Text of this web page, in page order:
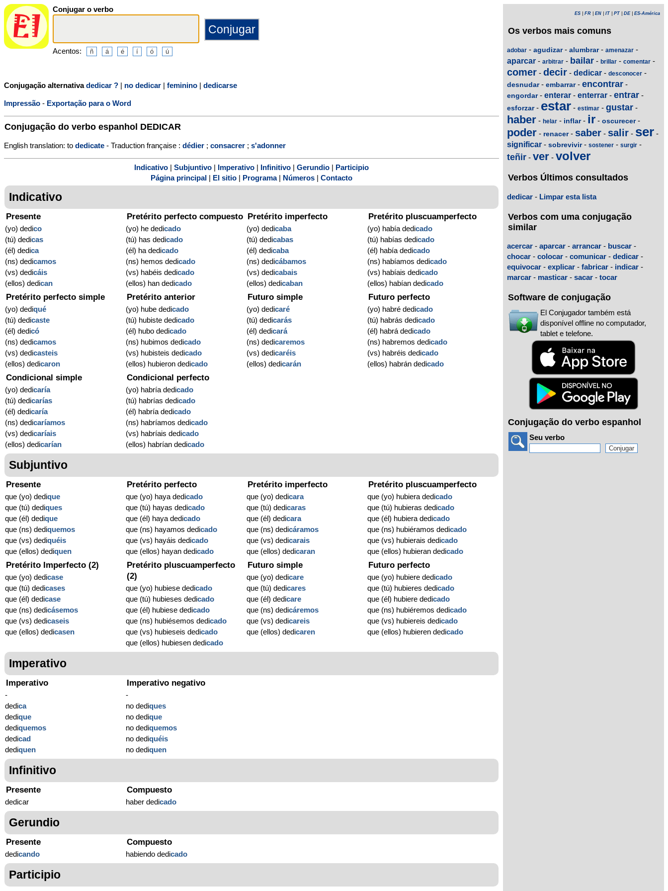
Conjugar o verbo
Acentos:
Conjugação alternativadedicar ? | no dedicar | feminino | dedicarse
Impressão - Exportação para o Word
Conjugação do verbo espanhol DEDICAR
English translation: to dedicate - Traduction française : dédier ; consacrer ; s'adonner
Indicativo Subjuntivo Imperativo Infinitivo Gerundio
Participio
Página principal
El sitio Programa| Números Contacto
Indicativo
Presente
(yo) dedico
(tú) dedicas
(él) dedica
(ns) dedicamos
(vs) dedicáis
(ellos) dedican
Pretérito perfecto compuesto
(yo) he dedicado
(tú) has dedicado
(él) ha dedicado
(ns) hemos dedicado
(vs) habéis dedicado
(ellos) han dedicado
Pretérito imperfecto
(yo) dedicaba
(tú) dedicabas
(él) dedicaba
(ns) dedicábamos
(vs) dedicabais
(ellos) dedicaban
Pretérito pluscuamperfecto
(yo) había dedicado
(tú) habías dedicado
(él) había dedicado
(ns) habíamos dedicado
(vs) habíais dedicado
(ellos) habían dedicado
Pretérito perfecto simple
(yo) dediqué
(tú) dedicaste
(él) dedicó
(ns) dedicamos
(vs) dedicasteis
(ellos) dedicaron
Pretérito anterior
(yo) hube dedicado
(tú) hubiste dedicado
(él) hubo dedicado
(ns) hubimos dedicado
(vs) hubisteis dedicado
(ellos) hubieron dedicado
Futuro simple
(yo) dedicaré
(tú) dedicarás
(él) dedicará
(ns) dedicaremos
(vs) dedicaréis
(ellos) dedicarán
Futuro perfecto
(yo) habré dedicado
(tú) habrás dedicado
(él) habrá dedicado
(ns) habremos dedicado
(vs) habréis dedicado
(ellos) habrán dedicado
Condicional simple
(yo) dedicaría
(tú) dedicarías
(él) dedicaría
(ns) dedicaríamos
(vs) dedicaríais
(ellos) dedicarían
Condicional perfecto
(yo) habría dedicado
(tú) habrías dedicado
(él) habría dedicado
(ns) habríamos dedicado
(vs) habríais dedicado
(ellos) habrían dedicado
Subjuntivo
Presente
que (yo) dedique
que (tú) dediques
que (él) dedique
que (ns) dediquemos
que (vs) dediquéis
que (ellos) dediquen
Pretérito perfecto
que (yo) haya dedicado
que (tú) hayas dedicado
que (él) haya dedicado
que (ns) hayamos dedicado
que (vs) hayáis dedicado
que (ellos) hayan dedicado
Pretérito imperfecto
que (yo) dedicara
que (tú) dedicaras
que (él) dedicara
que (ns) dedicáramos
que (vs) dedicarais
que (ellos) dedicaran
Pretérito pluscuamperfecto
que (yo) hubiera dedicado
que (tú) hubieras dedicado
que (él) hubiera dedicado
que (ns) hubiéramos dedicado
que (vs) hubierais dedicado
que (ellos) hubieran dedicado
Pretérito Imperfecto (2)
que (yo) dedicase
que (tú) dedicases
que (él) dedicase
que (ns) dedicásemos
que (vs) dedicaseis
que (ellos) dedicasen
Pretérito pluscuamperfecto
(2)
que (yo) hubiese dedicado
que (tú) hubieses dedicado
que (él) hubiese dedicado
que (ns) hubiésemos dedicado
que (vs) hubieseis dedicado
que (ellos) hubiesen dedicado
Futuro simple
que (yo) dedicare
que (tú) dedicares
que (él) dedicare
que (ns) dedicáremos
que (vs) dedicareis
que (ellos) dedicaren
Futuro perfecto
que (yo) hubiere dedicado
que (tú) hubieres dedicado
que (él) hubiere dedicado
que (ns) hubiéremos dedicado
que (vs) hubiereis dedicado
que (ellos) hubieren dedicado
Imperativo
Imperativo
-
dedica
dedique
dediquemos
dedicad
dediquen
Imperativo negativo
-
no dediques
no dedique
no dediquemos
no dediquéis
no dediquen
Infinitivo
Presente
dedicar
Compuesto
haber dedicado
Gerundio
Presente
dedicando
Compuesto
habiendo dedicado
Participio
ES FR EN IT PT DE| ES-América
Os verbos mais comuns
adobar - agudizar- alumbrar- amenazar -
aparcar - arbitrar - bailar - brillar - comentar -
comer - decir - dedicar - desconocer -
desnudar- embarrar- encontrar -
engordar- enterar - enterrar - entrar -
esforzar- estar - estimar - gustar -
haber - helar - inflar- ir - oscurecer-
poder - renacer- saber - salir - ser -
significar - sobrevivir- sostener - surgir -
teñir - ver - volver
Verbos Últimos consultados
dedicar - Limpar esta lista
Verbos com uma conjugação
similar
acercar - aparcar - arrancar - buscar -
chocar - colocar - comunicar - dedicar -
equivocar - explicar - fabricar - indicar -
marcar - masticar - sacar - tocar
Software de conjugação
El Conjugador também está
disponível offline no computador,
tablet e telefone.
Conjugação do verbo espanhol
Seu verbo